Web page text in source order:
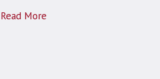
Read More